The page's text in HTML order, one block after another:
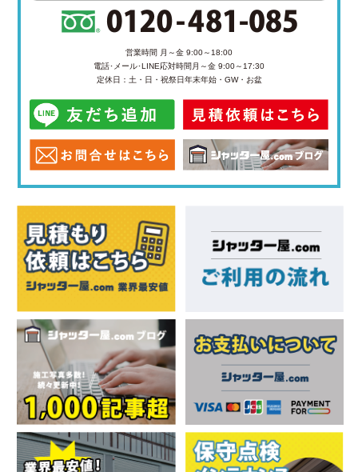
営業時間 月～金 9:00～18:00
電話･メール･LINE応対時間 月～金 9:00～17:30
定休日：土・日・祝祭日年末年始・GW・お盆